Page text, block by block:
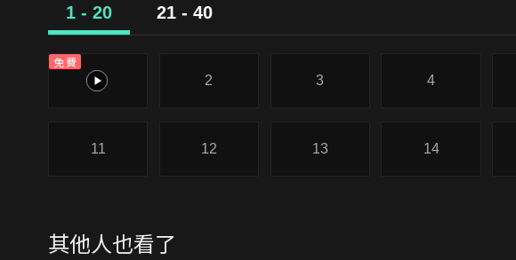
1 - 20 21 - 40
免費
1
2 3 4
11 12 13 14
其他人也看了